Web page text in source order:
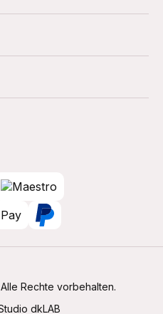
, Alle Rechte vorbehalten.